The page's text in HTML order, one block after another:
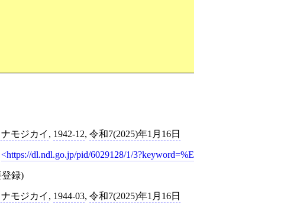
ナモジカイ , 1942-12, 令和7(2025)年1月16日
https://dl.ndl.go.jp/pid/6029128/1/3?keyword=%E
登録)
ナモジカイ , 1944-03, 令和7(2025)年1月16日